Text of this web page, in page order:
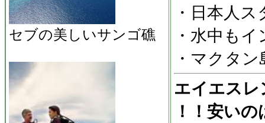
セブの美しいサンゴ礁
・日本人
・水中も
・マクタ
エイエス
！！安い